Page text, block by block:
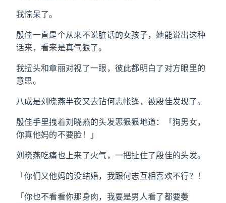
我惊呆了。
殷佳一直是个从来不说脏话的女孩子，她能说出这种
话来，看来是真气狠了。
我扭头和章丽对视了一眼，彼此都明白了对方眼里的
意思。
八成是刘晓燕半夜又去钻何志帐篷，被殷佳发现了。
殷佳手里拽着刘晓燕的头发恶狠狠地道：「狗男女，
你真他妈的不要脸！」
刘晓燕吃痛也上来了火气，一把扯住了殷佳的头发。
「你们又他妈的没结婚，我跟何志互相喜欢不行？！
「你也不看看你那身肉，我要是男人看了都要萎